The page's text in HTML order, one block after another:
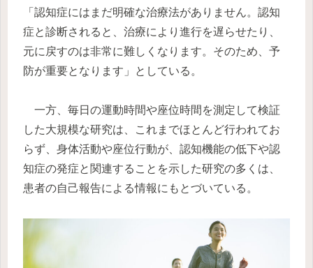
「認知症にはまだ明確な治療法がありません。認知
症と診断されると、治療により進行を遅らせたり、
元に戻すのは非常に難しくなります。そのため、予
防が重要となります」としている。
一方、毎日の運動時間や座位時間を測定して検証
した大規模な研究は、これまでほとんど行われてお
らず、身体活動や座位行動が、認知機能の低下や認
知症の発症と関連することを示した研究の多くは、
患者の自己報告による情報にもとづいている。